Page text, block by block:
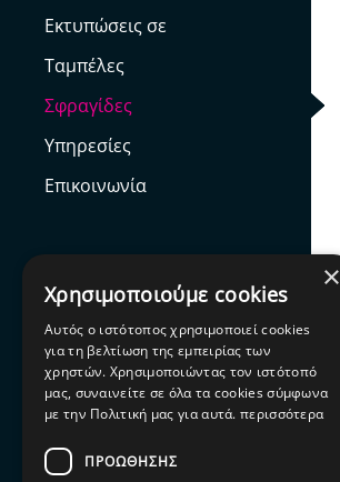
Εκτυπώσεις σε
Ταμπέλες
Σφραγίδες
Υπηρεσίες
Επικοινωνία
Facebook
×
Χρησιμοποιούμε cookies
Αυτός ο ιστότοπος χρησιμοποιεί cookies
για τη βελτίωση της εμπειρίας των
χρηστών. Χρησιμοποιώντας τον ιστότοπό
μας, συναινείτε σε όλα τα cookies σύμφωνα
με την Πολιτική μας για αυτά. περισσότερα
ΠΡΟΩΘΗΣΗΣ